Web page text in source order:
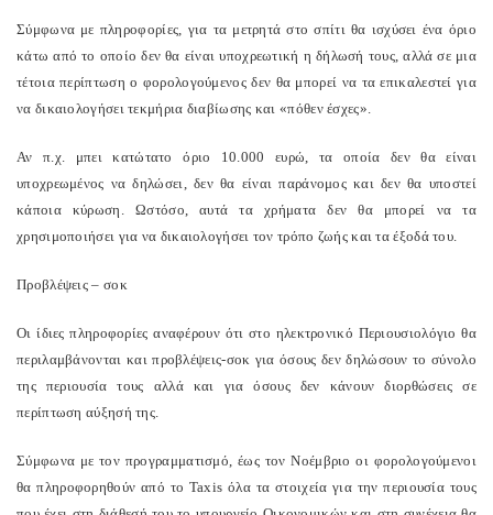
Σύμφωνα με πληροφορίες, για τα μετρητά στο σπίτι θα ισχύσει ένα όριο
κάτω από το οποίο δεν θα είναι υποχρεωτική η δήλωσή τους, αλλά σε μια
τέτοια περίπτωση ο φορολογούμενος δεν θα μπορεί να τα επικαλεστεί για
να δικαιολογήσει τεκμήρια διαβίωσης και «πόθεν έσχες».
Αν π.χ. μπει κατώτατο όριο 10.000 ευρώ, τα οποία δεν θα είναι
υποχρεωμένος να δηλώσει, δεν θα είναι παράνομος και δεν θα υποστεί
κάποια κύρωση. Ωστόσο, αυτά τα χρήματα δεν θα μπορεί να τα
χρησιμοποιήσει για να δικαιολογήσει τον τρόπο ζωής και τα έξοδά του.
Προβλέψεις – σοκ
Οι ίδιες πληροφορίες αναφέρουν ότι στο ηλεκτρονικό Περιουσιολόγιο θα
περιλαμβάνονται και προβλέψεις-σοκ για όσους δεν δηλώσουν το σύνολο
της περιουσία τους αλλά και για όσους δεν κάνουν διορθώσεις σε
περίπτωση αύξησή της.
Σύμφωνα με τον προγραμματισμό, έως τον Νοέμβριο οι φορολογούμενοι
θα πληροφορηθούν από το Taxis όλα τα στοιχεία για την περιουσία τους